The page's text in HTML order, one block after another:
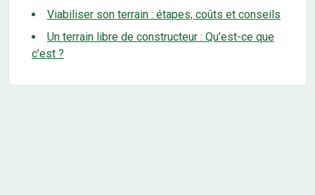
Viabiliser son terrain : étapes, coûts et conseils
Un terrain libre de constructeur : Qu’est-ce que
c’est ?